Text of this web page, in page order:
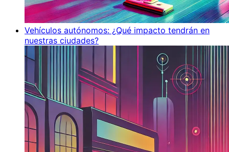
Vehículos autónomos: ¿Qué impacto tendrán en
nuestras ciudades?